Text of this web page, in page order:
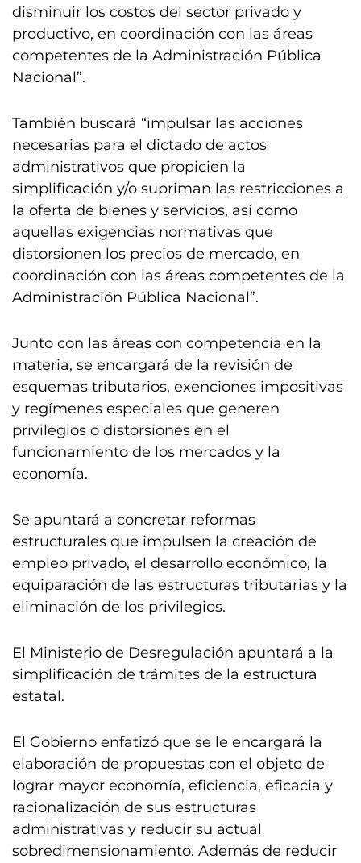
disminuir los costos del sector privado y
productivo, en coordinación con las áreas
competentes de la Administración Pública
Nacional”.
También buscará “impulsar las acciones
necesarias para el dictado de actos
administrativos que propicien la
simplificación y/o supriman las restricciones a
la oferta de bienes y servicios, así como
aquellas exigencias normativas que
distorsionen los precios de mercado, en
coordinación con las áreas competentes de la
Administración Pública Nacional”.
Junto con las áreas con competencia en la
materia, se encargará de la revisión de
esquemas tributarios, exenciones impositivas
y regímenes especiales que generen
privilegios o distorsiones en el
funcionamiento de los mercados y la
economía.
Se apuntará a concretar reformas
estructurales que impulsen la creación de
empleo privado, el desarrollo económico, la
equiparación de las estructuras tributarias y la
eliminación de los privilegios.
El Ministerio de Desregulación apuntará a la
simplificación de trámites de la estructura
estatal.
El Gobierno enfatizó que se le encargará la
elaboración de propuestas con el objeto de
lograr mayor economía, eficiencia, eficacia y
racionalización de sus estructuras
administrativas y reducir su actual
sobredimensionamiento. Además de reducir